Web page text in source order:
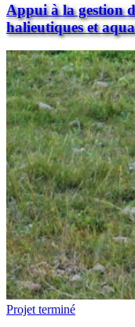
Appui à la gestion
halieutiques et
Projet terminé